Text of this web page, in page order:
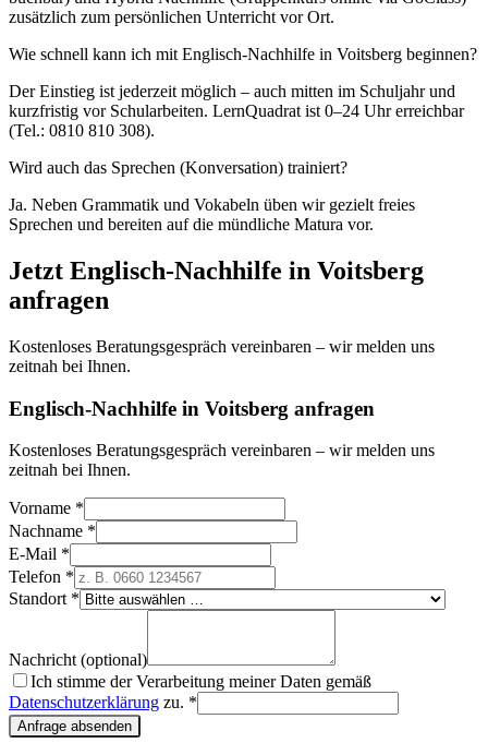
zusätzlich zum persönlichen Unterricht vor Ort.
Wie schnell kann ich mit Englisch-Nachhilfe in Voitsberg beginnen?
Der Einstieg ist jederzeit möglich – auch mitten im Schuljahr und
kurzfristig vor Schularbeiten. LernQuadrat ist 0–24 Uhr erreichbar
(Tel.: 0810 810 308).
Wird auch das Sprechen (Konversation) trainiert?
Ja. Neben Grammatik und Vokabeln üben wir gezielt freies
Sprechen und bereiten auf die mündliche Matura vor.
Jetzt Englisch-Nachhilfe in Voitsberg
anfragen
Kostenloses Beratungsgespräch vereinbaren – wir melden uns
zeitnah bei Ihnen.
Englisch-Nachhilfe in Voitsberg anfragen
Kostenloses Beratungsgespräch vereinbaren – wir melden uns
zeitnah bei Ihnen.
Vorname *
Nachname *
E-Mail *
Telefon *
Standort *
Nachricht (optional)
Ich stimme der Verarbeitung meiner Daten gemäß
Datenschutzerklärung zu. *
Anfrage absenden